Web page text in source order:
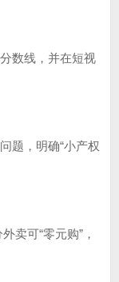
数线，并在短视
题，明确“小产权
卖可“零元购”，